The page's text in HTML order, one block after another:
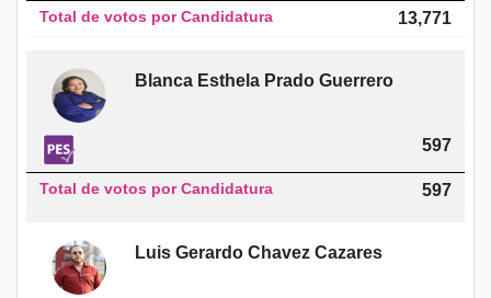
Total de votos por Candidatura 13,771
Blanca Esthela Prado Guerrero
597
Total de votos por Candidatura 597
Luis Gerardo Chavez Cazares